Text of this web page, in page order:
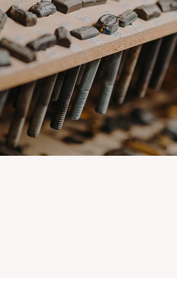
JUNKI UUSHOPEA
Helahoidon
kaksoispuukosta se
pienempi
99,00 € OSTA